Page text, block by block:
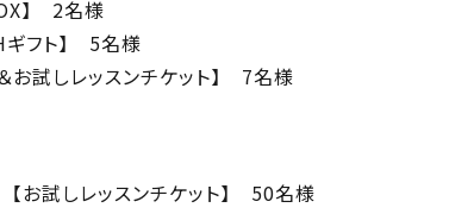
】 2名様
フト】 5名様
試しレッスンチケット】 7名様
お試しレッスンチケット】 50名様